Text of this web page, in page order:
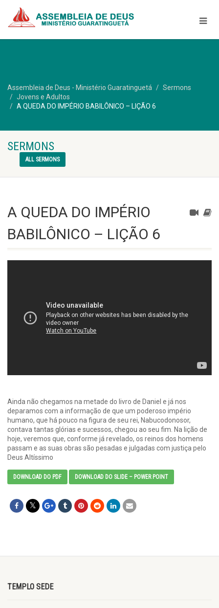
Assembleia de Deus - Ministério Guaratinguetá
Sermons
Jovens e Adultos
A QUEDA DO IMPÉRIO BABILÔNICO – LIÇÃO 6
SERMONS
ALL SERMONS
A QUEDA DO IMPÉRIO
BABILÔNICO – LIÇÃO 6
Ainda não chegamos na metade do livro de Daniel e já nos
deparamos com a informação de que um poderoso império
humano, que há pouco na figura de seu rei, Nabucodonosor,
contava tantas glórias e sucessos, chegou ao seu fim. Na lição de
hoje, veremos que, conforme já revelado, os reinos dos homens
passam e as suas obras são pesadas e julgadas com justiça pelo
Deus Altíssimo
DOWNLOAD DO PDF DOWNLOAD DO SLIDE – POWER POINT
TEMPLO SEDE